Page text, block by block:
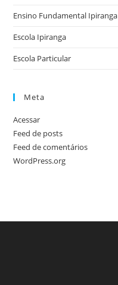
Ensino Fundamental Ipiranga
Escola Ipiranga
Escola Particular
Meta
Acessar
Feed de posts
Feed de comentários
WordPress.org